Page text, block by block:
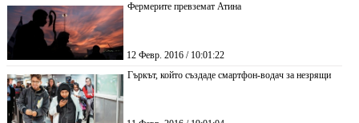
Фермерите превземат Атина
12 Февр. 2016 / 10:01:22
Гъркът, който създаде смартфон-водач за незрящи